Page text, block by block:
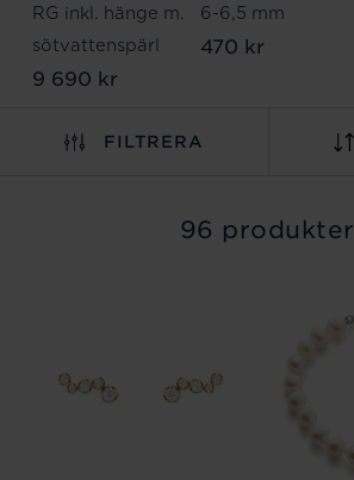
RG inkl. hänge m.
sötvattenspärl
9 690 kr
6-6,5 mm
470 kr
FILTRERA
96 produkter